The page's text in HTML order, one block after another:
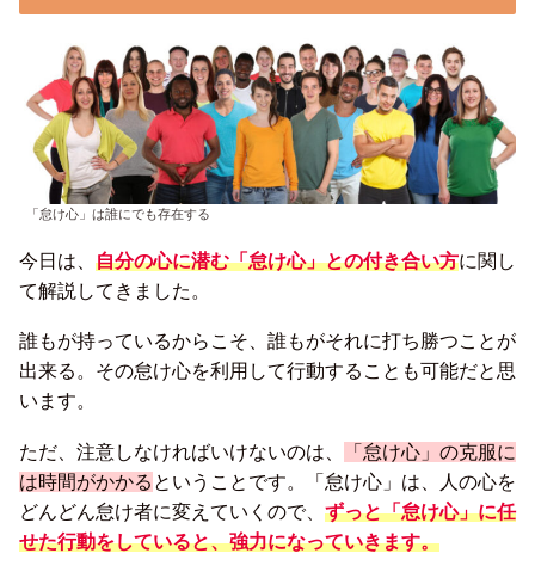
「怠け心」は誰にでも存在する
今日は、 自分の心に潜む「怠け心」との付き合い方に関し
て解説してきました。
誰もが持っているからこそ、誰もがそれに打ち勝つことが
出来る。その怠け心を利用して行動することも可能だと思
います。
ただ、注意しなければいけないのは、
「怠け心」の克服に
は時間がかかる ということです。「怠け心」は、人の心を
どんどん怠け者に変えていくので、 ずっと「怠け心」に任
せた行動をしていると、強力になっていきます。